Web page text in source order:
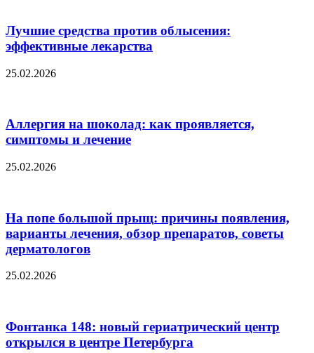
Лучшие средства против облысения:
эффективные лекарства
25.02.2026
Аллергия на шоколад: как проявляется,
симптомы и лечение
25.02.2026
На попе большой прыщ: причины появления,
варианты лечения, обзор препаратов, советы
дерматологов
25.02.2026
Фонтанка 148: новый гериатрический центр
открылся в центре Петербурга